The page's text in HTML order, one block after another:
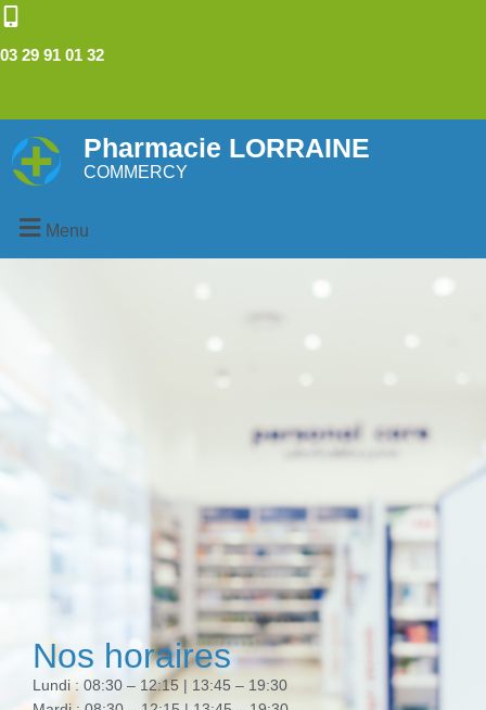
03 29 91 01 32
Pharmacie LORRAINE
COMMERCY
Menu
Nos horaires
Lundi : 08:30 – 12:15 | 13:45 – 19:30